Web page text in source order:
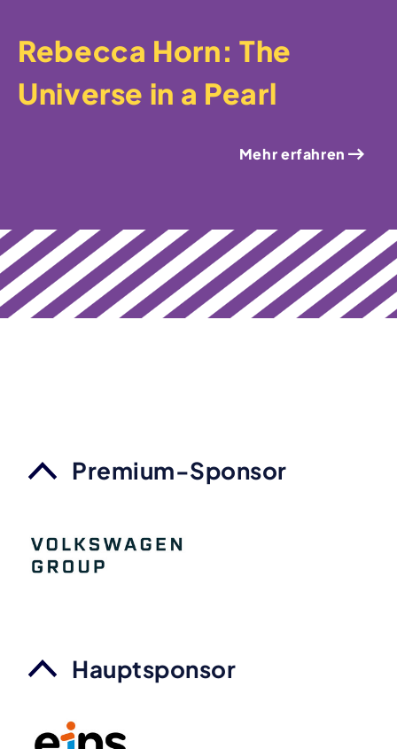
Rebecca Horn: The
Universe in a Pearl
Mehr erfahren
Premium-Sponsor
Hauptsponsor